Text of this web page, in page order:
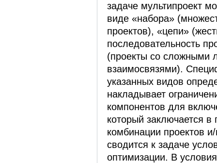
задаче мультипроект
виде «набора»
проектов), «цепи»
последовательность
(проекты со сложными
взаимосвязями).
указанных видов
накладывает
компонентов для
который заключается
комбинации проектов
сводится к задаче
оптимизации. В